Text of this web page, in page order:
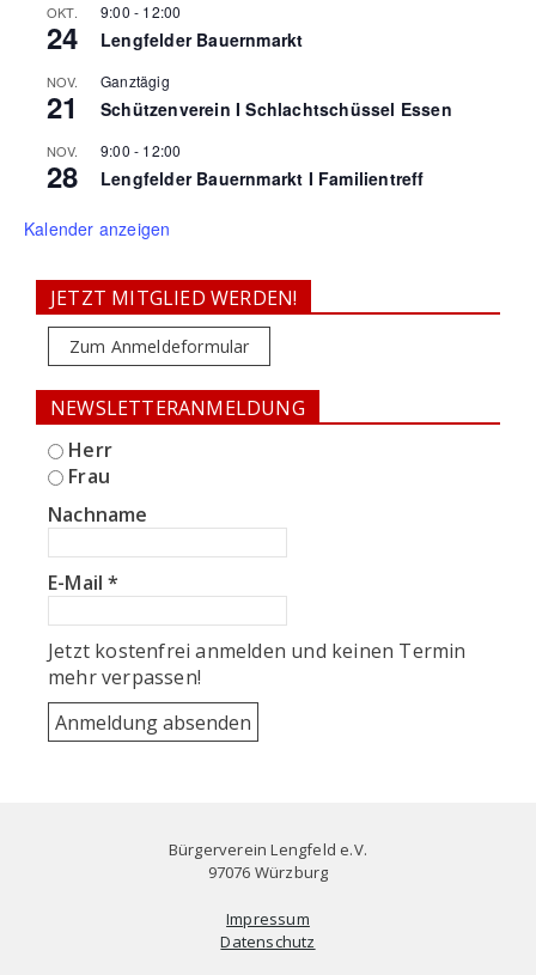
OKT.
24
9:00 - 12:00
Lengfelder Bauernmarkt
NOV.
21
Ganztägig
Schützenverein I Schlachtschüssel Essen
NOV.
28
9:00 - 12:00
Lengfelder Bauernmarkt I Familientreff
Kalender anzeigen
JETZT MITGLIED WERDEN!
Zum Anmeldeformular
NEWSLETTERANMELDUNG
Herr
Frau
Nachname
E-Mail*
Jetzt kostenfrei anmelden und keinen Termin
mehr verpassen!
Bürgerverein Lengfeld e.V.
97076 Würzburg
Impressum
Datenschutz